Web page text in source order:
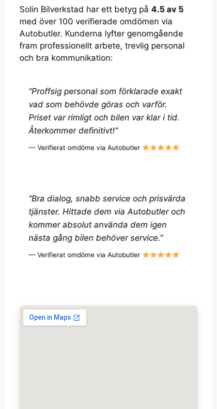
Solin Bilverkstad har ett betyg på 4.5 av 5
med över 100 verifierade omdömen via
Autobutler. Kunderna lyfter genomgående
fram professionellt arbete, trevlig personal
och bra kommunikation:
”Proffsig personal som förklarade exakt
vad som behövde göras och varför.
Priset var rimligt och bilen var klar i tid.
Återkommer definitivt!”
— Verifierat omdöme via Autobutler
”Bra dialog, snabb service och prisvärda
tjänster. Hittade dem via Autobutler och
kommer absolut använda dem igen
nästa gång bilen behöver service.”
— Verifierat omdöme via Autobutler